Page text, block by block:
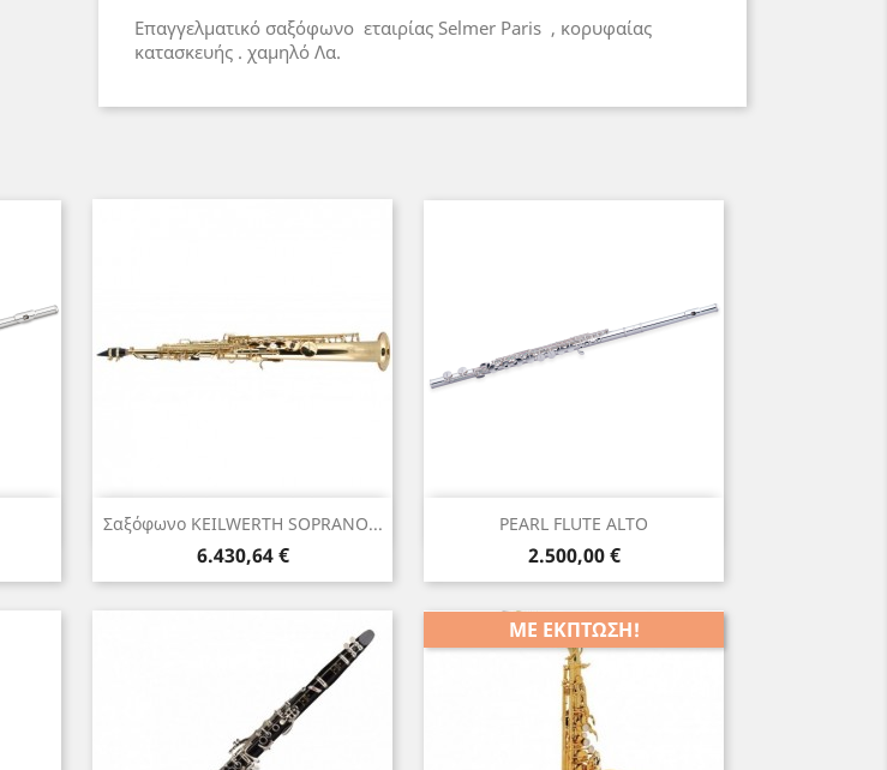
Επαγγελματικό σαξόφωνο εταιρίας Selmer Paris , κορυφαίας
κατασκευής . χαμηλό Λα.
Σαξόφωνο KEILWERTH SOPRANO...
Τιμή
6.430,64 €
Γρήγορη προβολή PEARL FLUTE ALTO
Τιμή
2.500,00 €
Γρήγορη προβολή
ΜΕ ΈΚΠΤΩΣΗ!